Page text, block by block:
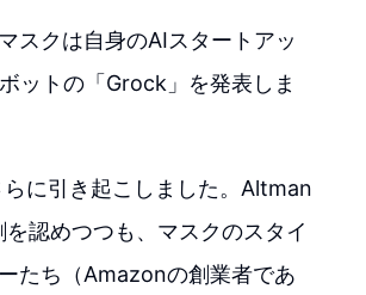
スクは自身のAIスタートアッ
ットの「Grock」を発表しま
に引き起こしました。Altman
認めつつも、マスクのスタイ
たち（Amazonの創業者であ